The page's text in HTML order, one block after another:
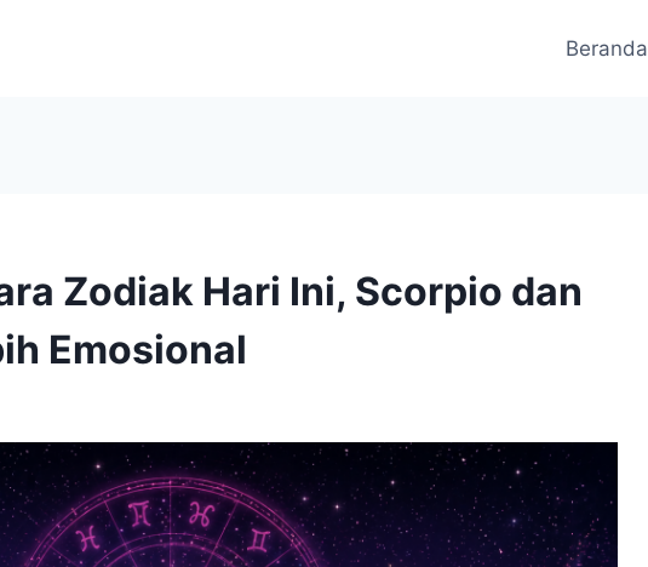
Beranda
Zodiak Hari Ini, Scorpio dan
Emosional